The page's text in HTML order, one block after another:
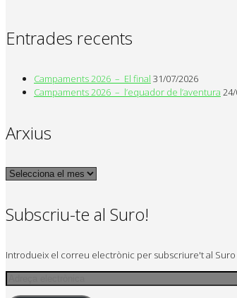
Entrades recents
Campaments 2026 – El final 31/07/2026
Campaments 2026 – l’equador de l’aventura
Arxius
Arxius
Subscriu-te al Suro!
Introdueix el correu electrònic per subscriure't al
Adreça
electrònica